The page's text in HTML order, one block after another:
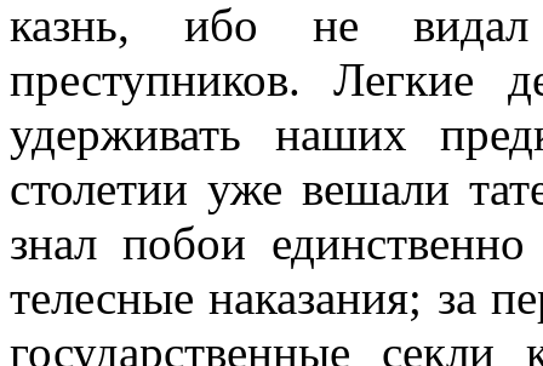
казнь, ибо не видал
преступников. Легкие
удерживать наших
столетии уже вешали
знал побои
телесные наказания; за
государственные